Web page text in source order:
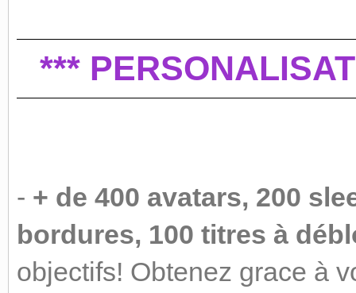
***
- + de 400 avatars, 200
bordures, 100 titres à
objectifs! Obtenez grace à